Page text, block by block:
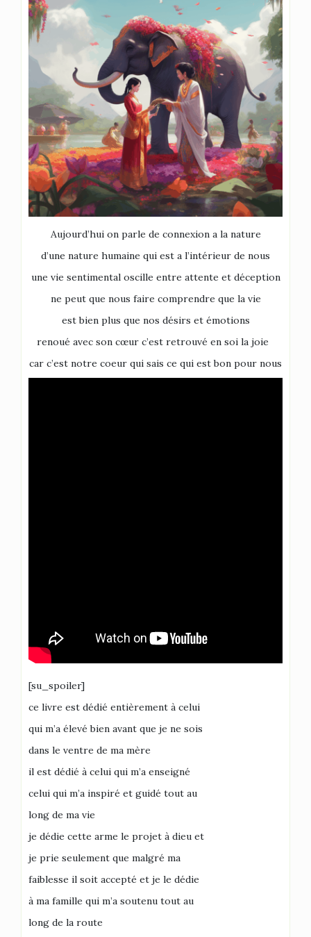
Aujourd’hui on parle de connexion a la nature
d’une nature humaine qui est a l’intérieur de nous
une vie sentimental oscille entre attente et déception
ne peut que nous faire comprendre que la vie
est bien plus que nos désirs et émotions
renoué avec son cœur c’est retrouvé en soi la joie
car c’est notre coeur qui sais ce qui est bon pour nous
[su_spoiler]
ce livre est dédié entièrement à celui
qui m’a élevé bien avant que je ne sois
dans le ventre de ma mère
il est dédié à celui qui m’a enseigné
celui qui m’a inspiré et guidé tout au
long de ma vie
je dédie cette arme le projet à dieu et
je prie seulement que malgré ma
faiblesse il soit accepté et je le dédie
à ma famille qui m’a soutenu tout au
long de la route